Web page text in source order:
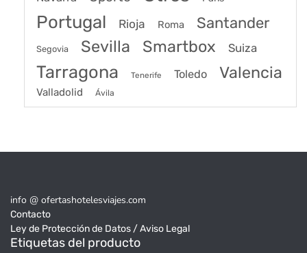
Portugal Rioja Roma Santander
Segovia Sevilla Smartbox Suiza
Tarragona Tenerife Toledo Valencia
Valladolid Ávila
info @ ofertashotelesviajes.com
Contacto
Ley de Protección de Datos / Aviso Legal
Etiquetas del producto